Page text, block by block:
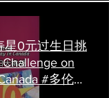
星0元过生日挑
on
#多伦多